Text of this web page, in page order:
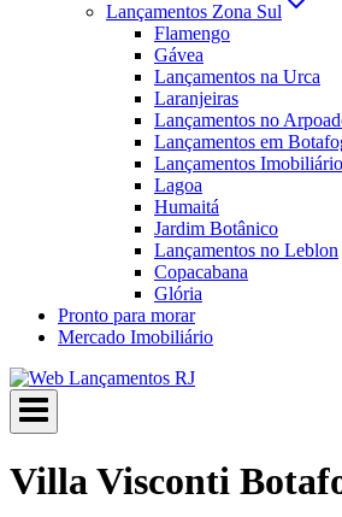
Lançamentos Zona Sul
Flamengo
Gávea
Lançamentos na Urca
Laranjeiras
Lançamentos no
Lançamentos em
Lançamentos
Lagoa
Humaitá
Jardim Botânico
Lançamentos no Leblon
Copacabana
Glória
Pronto para morar
Mercado Imobiliário
Villa Visconti